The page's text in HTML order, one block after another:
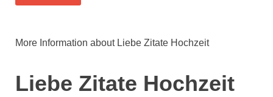
More Information about Liebe Zitate Hochzeit
Liebe Zitate Hochzeit